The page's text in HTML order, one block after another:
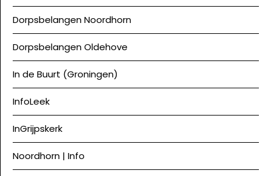
Dorpsbelangen Noordhorn
Dorpsbelangen Oldehove
In de Buurt (Groningen)
InfoLeek
InGrijpskerk
Noordhorn | Info